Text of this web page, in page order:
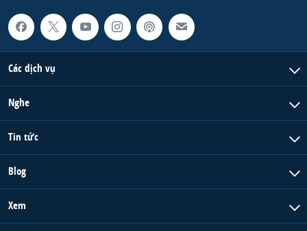
Các dịch vụ
Nghe
Tin tức
Blog
Xem